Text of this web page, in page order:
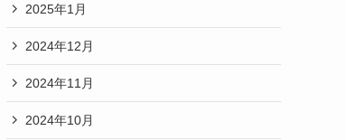
2025年1月
2024年12月
2024年11月
2024年10月